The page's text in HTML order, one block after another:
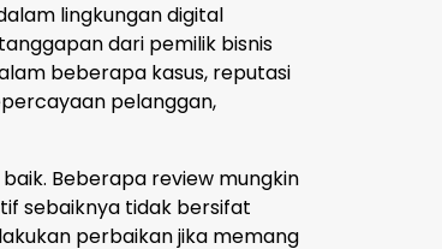
lingkungan digital
dari pemilik bisnis
beberapa kasus, reputasi
pelanggan,
Beberapa review mungkin
sebaiknya tidak bersifat
perbaikan jika memang